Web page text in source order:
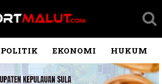
POLITIK EKONOMI HUKUM